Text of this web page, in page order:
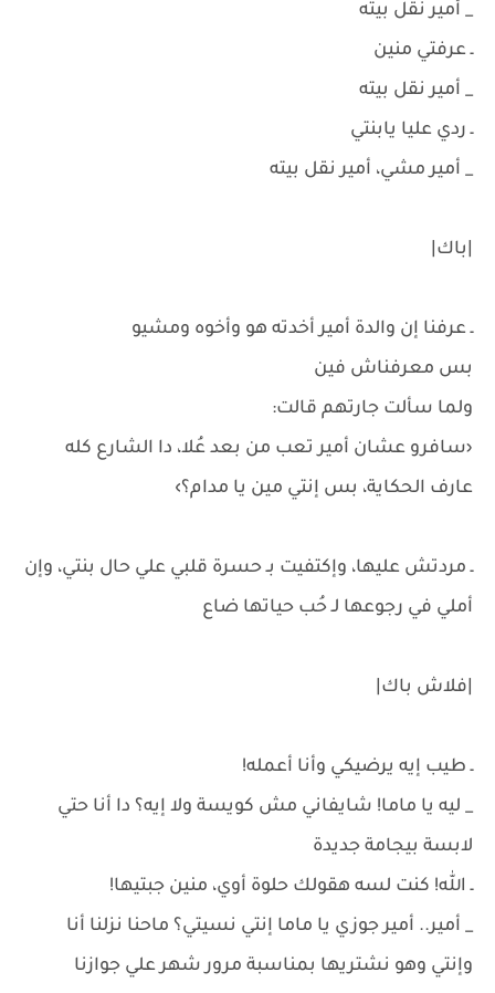
_ أمير نقل بيته
ـ عرفتي منين
_ أمير نقل بيته
ـ ردي عليا يابنتي
_ أمير مشي، أمير نقل بيته
|باك|
ـ عرفنا إن والدة أمير أخدته هو وأخوه ومشيو
بس معرفناش فين
ولما سألت جارتهم قالت:
‹سافرو عشان أمير تعب من بعد عُلا، دا الشارع كله
عارف الحكاية، بس إنتي مين يا مدام؟›
ـ مردتش عليها، وإكتفيت بـ حسرة قلبي علي حال بنتي، وإن
أملي في رجوعها لـ حُب حياتها ضاع
|فلاش باك|
ـ طيب إيه يرضيكي وأنا أعمله!
_ ليه يا ماما! شايفاني مش كويسة ولا إيه؟ دا أنا حتي
لابسة بيجامة جديدة
ـ الله! كنت لسه هقولك حلوة أوي، منين جبتيها!
_ أمير.. أمير جوزي يا ماما إنتي نسيتي؟ ماحنا نزلنا أنا
وإنتي وهو نشتريها بمناسبة مرور شهر علي جوازنا